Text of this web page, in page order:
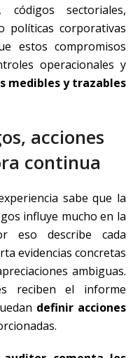
códigos sectoriales,
políticas corporativas
estos compromisos
operacionales y
medibles y trazables
acciones
continua
sabe que la
influye mucho en la
eso describe cada
evidencias concretas
ambiguas.
reciben el informe
definir acciones